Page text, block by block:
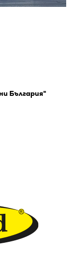
България"